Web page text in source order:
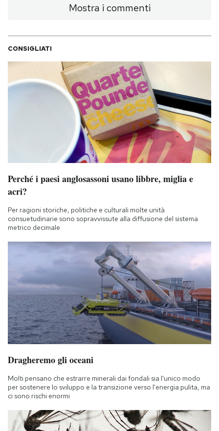
Mostra i commenti
CONSIGLIATI
Perché i paesi anglosassoni usano libbre, miglia e
acri?
Per ragioni storiche, politiche e culturali molte unità
consuetudinarie sono sopravvissute alla diffusione del sistema
metrico decimale
Dragheremo gli oceani
Molti pensano che estrarre minerali dai fondali sia l'unico modo
per sostenere lo sviluppo e la transizione verso l'energia pulita, ma
ci sono rischi enormi